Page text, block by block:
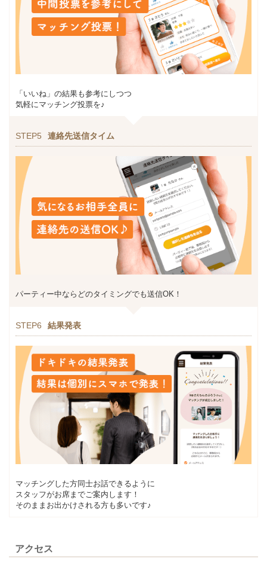
「いいね」の結果も参考にしつつ
気軽にマッチング投票を♪
STEP5 連絡先送信タイム
パーティー中ならどのタイミングでも送信OK！
STEP6 結果発表
マッチングした方同士お話できるように
スタッフがお席までご案内します！
そのままお出かけされる方も多いです♪
アクセス